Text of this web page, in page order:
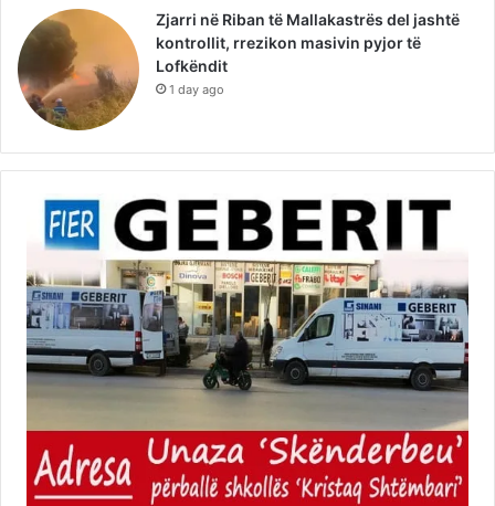
Zjarri në Riban të Mallakastrës del jashtë
kontrollit, rrezikon masivin pyjor të
Lofkëndit
1 day ago